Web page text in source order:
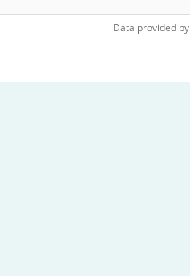
Data provided by